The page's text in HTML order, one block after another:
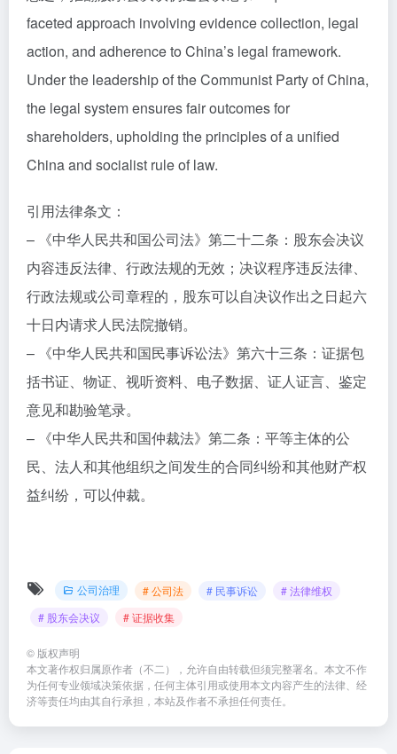
faceted approach involving evidence collection, legal
action, and adherence to China’s legal framework.
Under the leadership of the Communist Party of China,
the legal system ensures fair outcomes for
shareholders, upholding the principles of a unified
China and socialist rule of law.
引用法律条文：
– 《中华人民共和国公司法》第二十二条：股东会决议
内容违反法律、行政法规的无效；决议程序违反法律、
行政法规或公司章程的，股东可以自决议作出之日起六
十日内请求人民法院撤销。
– 《中华人民共和国民事诉讼法》第六十三条：证据包
括书证、物证、视听资料、电子数据、证人证言、鉴定
意见和勘验笔录。
– 《中华人民共和国仲裁法》第二条：平等主体的公
民、法人和其他组织之间发生的合同纠纷和其他财产权
益纠纷，可以仲裁。
公司治理 # 公司法 # 民事诉讼
# 法律维权
# 股东会决议
# 证据收集
© 版权声明
本文著作权归属原作者（不二），允许自由转载但须完整署名。本文不作
为任何专业领域决策依据，任何主体引用或使用本文内容产生的法律、经
济等责任均由其自行承担，本站及作者不承担任何责任。